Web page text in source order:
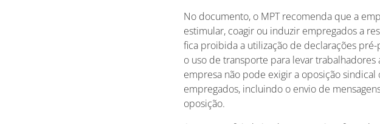
No documento, o MPT recomenda que a
estimular, coagir ou induzir empregados a
fica proibida a utilização de declarações
o uso de transporte para levar
empresa não pode exigir a oposição
empregados, incluindo o envio de
oposição.